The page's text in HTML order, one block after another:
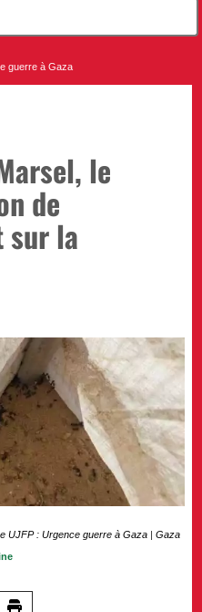
guerre à Gaza
le
de
la
UJFP : Urgence guerre à Gaza |Gaza